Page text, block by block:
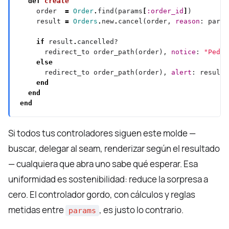
    order
= Order. find(params :order_id
    result
= Orders . new. cancel(order, reason :
if result .
      redirect_to order_path(order),
notice :
else
      redirect_to order_path(order),
alert : result
end
end
end
Si todos tus controladores siguen este molde —
buscar, delegar al seam, renderizar según el resultado
— cualquiera que abra uno sabe qué esperar. Esa
uniformidad es sostenibilidad: reduce la sorpresa a
cero. El controlador gordo, con cálculos y reglas
metidas entre params , es justo lo contrario.